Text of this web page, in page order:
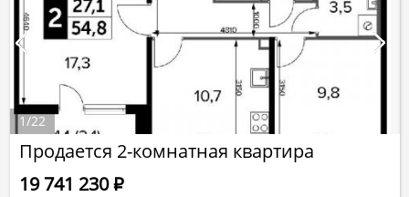
Продается 2-комнатная квартира
19 741 230Р
1/22